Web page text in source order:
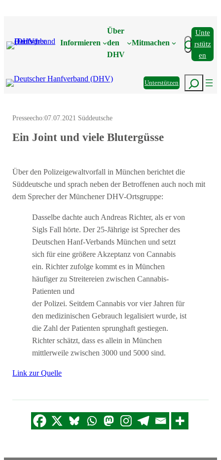
Informieren
Über
den
DHV
Mitmachen Suchen
Unte
Rstütz
En
UnterstützenSuchen
Presseecho:07.07.2021 Süddeutsche
Ein Joint und viele Blutergüsse
Über den Polizeigewaltvorfall in München berichtet die
Süddeutsche und sprach neben der Betroffenen auch noch mit
dem Sprecher der Münchener DHV-Ortsgruppe:
Dasselbe dachte auch Andreas Richter, als er von
Sigls Fall hörte. Der 25-Jährige ist Sprecher des
Deutschen Hanf-Verbands München und setzt
sich für eine größere Akzeptanz von Cannabis
ein. Richter zufolge kommt es in München
häufiger zu Streitereien zwischen Cannabis-
Patienten und
der Polizei. Seitdem Cannabis vor vier Jahren für
den medizinischen Gebrauch legalisiert wurde, ist
die Zahl der Patienten sprunghaft gestiegen.
Richter schätzt, dass es allein in München
mittlerweile zwischen 3000 und 5000 sind.
Link zur Quelle